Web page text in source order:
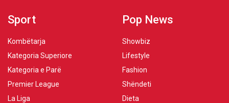
Sport
Kombëtarja
Kategoria Superiore
Kategoria e Parë
Premier League
La Liga
Pop News
Showbiz
Lifestyle
Fashion
Shëndeti
Dieta